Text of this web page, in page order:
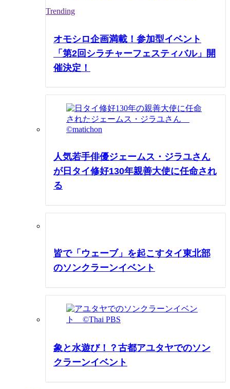
Trending
オモシロ企画満載！参加型イベント
「第2回シラチャーフェスティバル」開
催決定！
人気若手俳優ジェームス・ジラユさん
が日タイ修好130年親善大使に任命され
る
皆で「ウェーブ」を起こすタイ東北部
のソンクラーンイベント
象と水遊び！？古都アユタヤでのソン
クラーンイベント